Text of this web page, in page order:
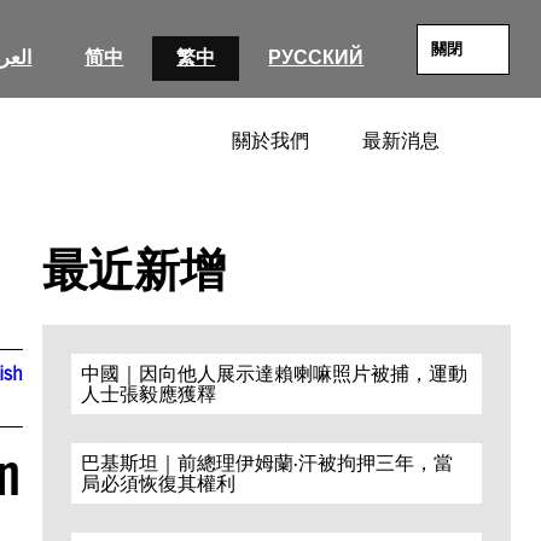
简中 繁中 РУССКИЙ 關閉
關於我們 最新消息
最近新增
中國｜因向他人展示達賴喇嘛照片被捕，運動
人士張毅應獲釋
巴基斯坦｜前總理伊姆蘭·汗被拘押三年，當
局必須恢復其權利